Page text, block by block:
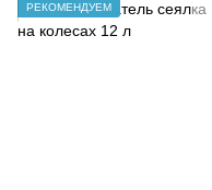
РЕКОМЕНДУЕМ